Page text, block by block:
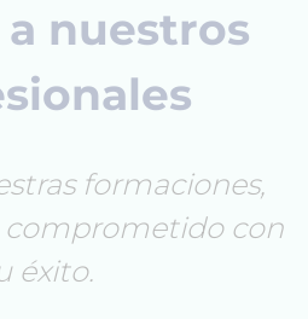
a nuestros
formaciones,
comprometido con
éxito.